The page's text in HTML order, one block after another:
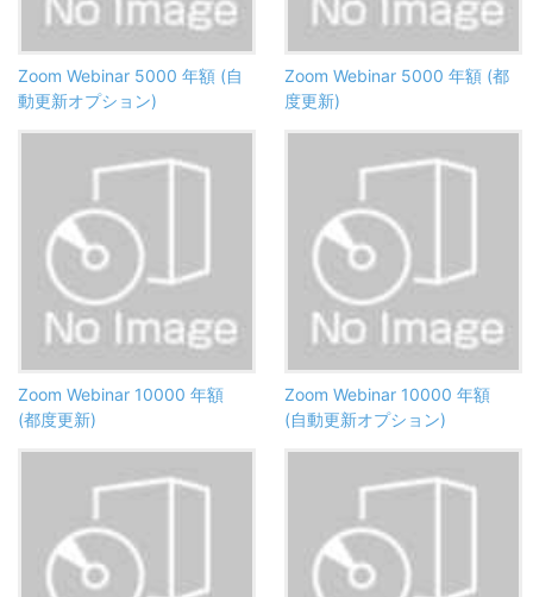
Zoom Webinar 5000 年額 (自
動更新オプション)
Zoom Webinar 5000 年額 (都
度更新)
Zoom Webinar 10000 年額
(都度更新)
Zoom Webinar 10000 年額
(自動更新オプション)